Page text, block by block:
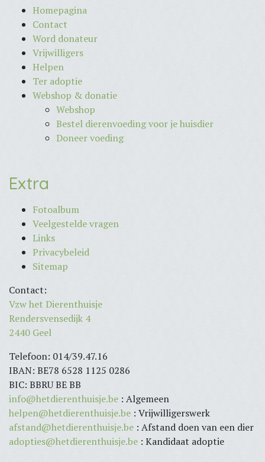
Homepagina
Contact
Word donateur
Vrijwilligers
Helpen
Ter adoptie
Webshop & donatie
Webshop
Bestel dierenvoeding voor je huisdier
Doneer voeding
Extra
Fotoalbum
Veelgestelde vragen
Links
Privacybeleid
Sitemap
Contact:
Vzw het Dierenthuisje
Rendersvensedijk 4
2440 Geel
Telefoon: 014/39.47.16
IBAN: BE78 6528 1125 0286
BIC: BBRU BE BB
info@hetdierenthuisje.be : Algemeen
helpen@hetdierenthuisje.be : Vrijwilligerswerk
afstand@hetdierenthuisje.be : Afstand doen van een dier
adopties@hetdierenthuisje.be : Kandidaat adoptie